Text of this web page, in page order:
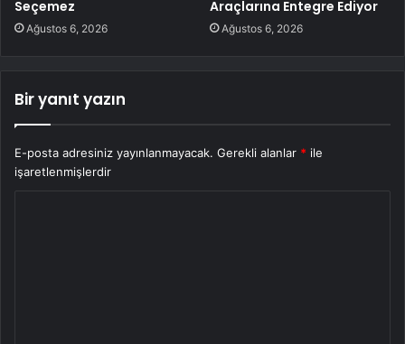
Seçemez
Ağustos 6, 2026
Araçlarına Entegre Ediyor
Ağustos 6, 2026
Bir yanıt yazın
E-posta adresiniz yayınlanmayacak. Gerekli alanlar * ile
işaretlenmişlerdir